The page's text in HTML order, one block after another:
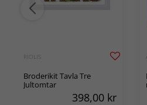
RIOLIS
Broderikit Tavla Tre
Jultomtar
398,00 kr